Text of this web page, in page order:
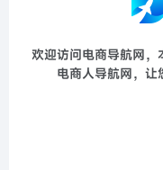
欢迎访问电商导航网
电商人导航网，让